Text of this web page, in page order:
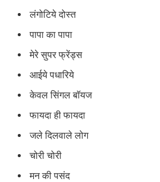
लंगोटिये दोस्त
पापा का पापा
मेरे सुपर फ्रेंड्स
आईये पधारिये
केवल सिंगल बॉयज
फायदा ही फायदा
जले दिलवाले लोग
चोरी चोरी
मन की पसंद